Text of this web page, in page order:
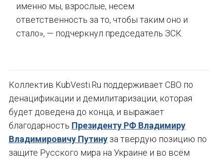
именно мы, взрослые, несем
ответственность за то, чтобы таким оно и
стало», — подчеркнул председатель ЗСК.
Коллектив KubVesti.Ru поддерживает СВО по
денацификации и демилитаризации, которая
будет доведена до конца, и выражает
благодарность Президенту РФ Владимиру
Владимировичу Путину за твердую позицию по
защите Русского мира на Украине и во всём